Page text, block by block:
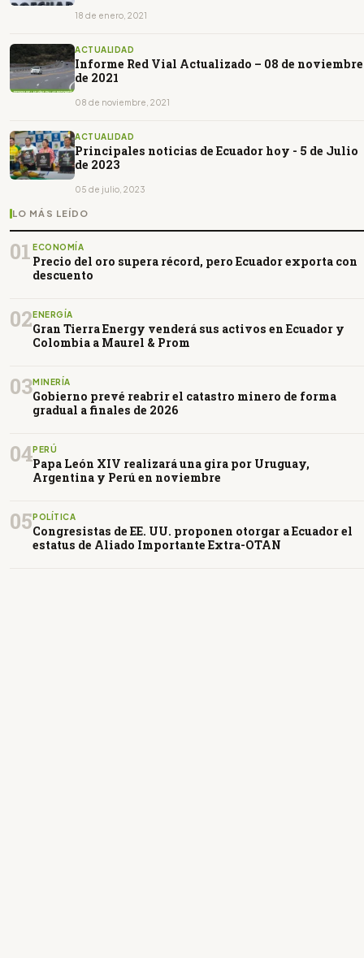
18 de enero, 2021
ACTUALIDAD
Informe Red Vial Actualizado – 08 de noviembre
de 2021
08 de noviembre, 2021
ACTUALIDAD
Principales noticias de Ecuador hoy - 5 de Julio
de 2023
05 de julio, 2023
LO MÁS LEÍDO
01 ECONOMÍA
Precio del oro supera récord, pero Ecuador exporta con
descuento
02ENERGÍA
Gran Tierra Energy venderá sus activos en Ecuador y
Colombia a Maurel & Prom
03MINERÍA
Gobierno prevé reabrir el catastro minero de forma
gradual a finales de 2026
04PERÚ
Papa León XIV realizará una gira por Uruguay,
Argentina y Perú en noviembre
05POLÍTICA
Congresistas de EE. UU. proponen otorgar a Ecuador el
estatus de Aliado Importante Extra-OTAN